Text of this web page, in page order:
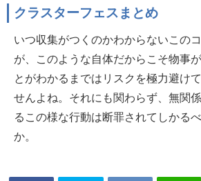
クラスターフェスまとめ
いつ収集がつくのかわからないこの
が、このような自体だからこそ物事
とがわかるまではリスクを極力避け
せんよね。それにも関わらず、無関
るこの様な行動は断罪されてしかる
か。